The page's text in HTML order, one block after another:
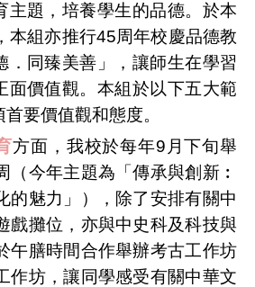
主題，培養學生的品德。於本
本組亦推行45周年校慶品德教
．同臻美善」，讓師生在學習
面價值觀。本組於以下五大範
要價值觀和態度。
方面，我校於每年9月下旬舉
（今年主題為「傳承與創新︰
的魅力」），除了安排有關中
戲攤位，亦與中史科及科技與
午膳時間合作舉辦考古工作坊
作坊，讓同學感受有關中華文